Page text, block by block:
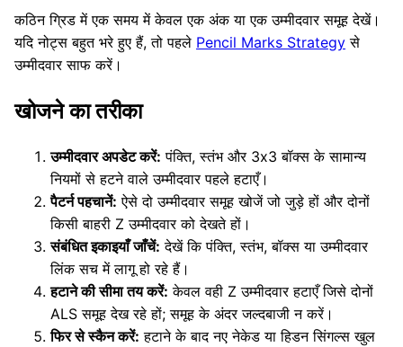
कठिन ग्रिड में एक समय में केवल एक अंक या एक उम्मीदवार समूह देखें।
यदि नोट्स बहुत भरे हुए हैं, तो पहले Pencil Marks Strategy से
उम्मीदवार साफ करें।
खोजने का तरीका
उम्मीदवार अपडेट करें: पंक्ति, स्तंभ और 3x3 बॉक्स के सामान्य
नियमों से हटने वाले उम्मीदवार पहले हटाएँ।
पैटर्न पहचानें: ऐसे दो उम्मीदवार समूह खोजें जो जुड़े हों और दोनों
किसी बाहरी Z उम्मीदवार को देखते हों।
संबंधित इकाइयाँ जाँचें: देखें कि पंक्ति, स्तंभ, बॉक्स या उम्मीदवार
लिंक सच में लागू हो रहे हैं।
हटाने की सीमा तय करें: केवल वही Z उम्मीदवार हटाएँ जिसे दोनों
ALS समूह देख रहे हों; समूह के अंदर जल्दबाजी न करें।
फिर से स्कैन करें: हटाने के बाद नए नेकेड या हिडन सिंगल्स खुल